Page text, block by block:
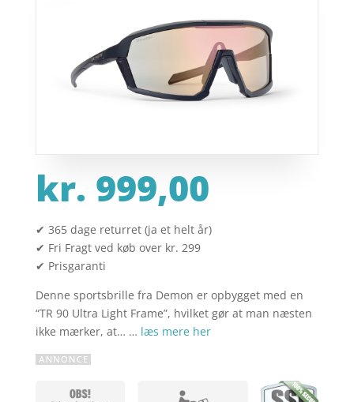
kr. 999,00
✔ 365 dage returret (ja et helt år)
✔ Fri Fragt ved køb over kr. 299
✔ Prisgaranti
Denne sportsbrille fra Demon er opbygget med en
“TR 90 Ultra Light Frame”, hvilket gør at man næsten
ikke mærker, at… … læs mere her